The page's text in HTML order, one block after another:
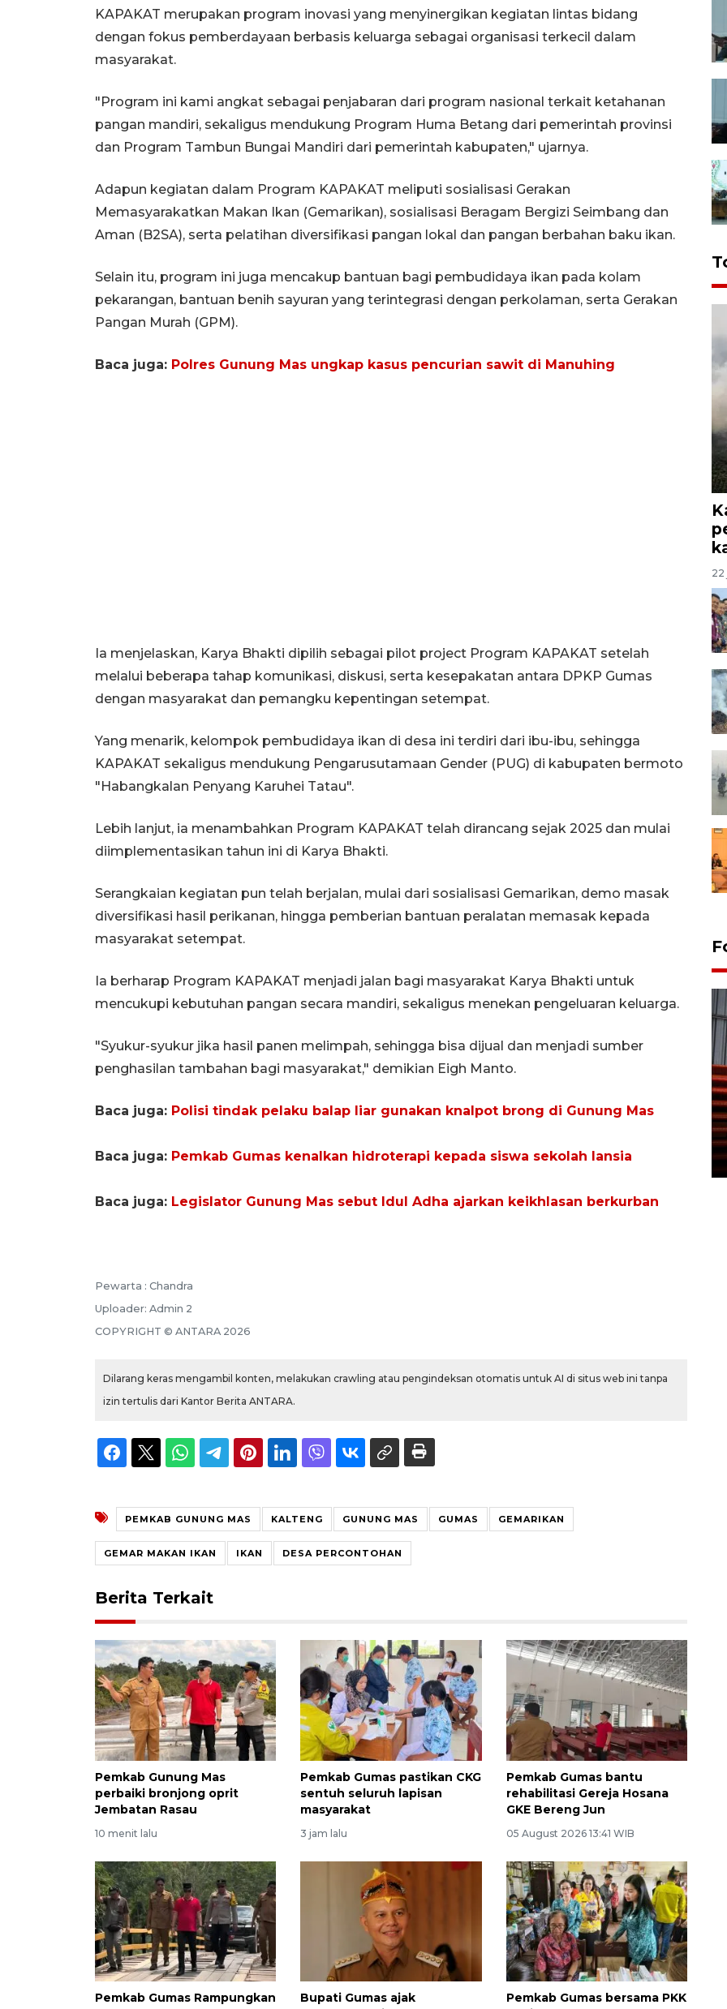
KAPAKAT merupakan program inovasi yang menyinergikan kegiatan lintas bidang
dengan fokus pemberdayaan berbasis keluarga sebagai organisasi terkecil dalam
masyarakat.
"Program ini kami angkat sebagai penjabaran dari program nasional terkait ketahanan
pangan mandiri, sekaligus mendukung Program Huma Betang dari pemerintah provinsi
dan Program Tambun Bungai Mandiri dari pemerintah kabupaten," ujarnya.
Adapun kegiatan dalam Program KAPAKAT meliputi sosialisasi Gerakan
Memasyarakatkan Makan Ikan (Gemarikan), sosialisasi Beragam Bergizi Seimbang dan
Aman (B2SA), serta pelatihan diversifikasi pangan lokal dan pangan berbahan baku ikan.
Selain itu, program ini juga mencakup bantuan bagi pembudidaya ikan pada kolam
pekarangan, bantuan benih sayuran yang terintegrasi dengan perkolaman, serta Gerakan
Pangan Murah (GPM).
Baca juga: Polres Gunung Mas ungkap kasus pencurian sawit di Manuhing
Ia menjelaskan, Karya Bhakti dipilih sebagai pilot project Program KAPAKAT setelah
melalui beberapa tahap komunikasi, diskusi, serta kesepakatan antara DPKP Gumas
dengan masyarakat dan pemangku kepentingan setempat.
Yang menarik, kelompok pembudidaya ikan di desa ini terdiri dari ibu-ibu, sehingga
KAPAKAT sekaligus mendukung Pengarusutamaan Gender (PUG) di kabupaten bermoto
"Habangkalan Penyang Karuhei Tatau".
Lebih lanjut, ia menambahkan Program KAPAKAT telah dirancang sejak 2025 dan mulai
diimplementasikan tahun ini di Karya Bhakti.
Serangkaian kegiatan pun telah berjalan, mulai dari sosialisasi Gemarikan, demo masak
diversifikasi hasil perikanan, hingga pemberian bantuan peralatan memasak kepada
masyarakat setempat.
Ia berharap Program KAPAKAT menjadi jalan bagi masyarakat Karya Bhakti untuk
mencukupi kebutuhan pangan secara mandiri, sekaligus menekan pengeluaran keluarga.
"Syukur-syukur jika hasil panen melimpah, sehingga bisa dijual dan menjadi sumber
penghasilan tambahan bagi masyarakat," demikian Eigh Manto.
Baca juga: Polisi tindak pelaku balap liar gunakan knalpot brong di Gunung Mas
Baca juga: Pemkab Gumas kenalkan hidroterapi kepada siswa sekolah lansia
Baca juga: Legislator Gunung Mas sebut Idul Adha ajarkan keikhlasan berkurban
Pewarta : Chandra
Uploader: Admin 2
COPYRIGHT © ANTARA 2026
Dilarang keras mengambil konten, melakukan crawling atau pengindeksan otomatis untuk AI di situs web ini tanpa
izin tertulis dari Kantor Berita ANTARA.
PEMKAB GUNUNG MAS KALTENG GUNUNG MAS GUMAS GEMARIKAN
GEMAR MAKAN IKAN IKAN DESA PERCONTOHAN
Berita Terkait
Pemkab Gunung Mas
perbaiki bronjong oprit
Jembatan Rasau
10 menit lalu
Pemkab Gumas pastikan CKG
sentuh seluruh lapisan
masyarakat
3 jam lalu
Pemkab Gumas bantu
rehabilitasi Gereja Hosana
GKE Bereng Jun
05 August 2026 13:41 WIB
Pemkab Gumas Rampungkan
Bupati Gumas ajak
Pemkab Gumas bersama PKK
22
kemarau di Kalimantan
22 July 2026 17:18 WIB